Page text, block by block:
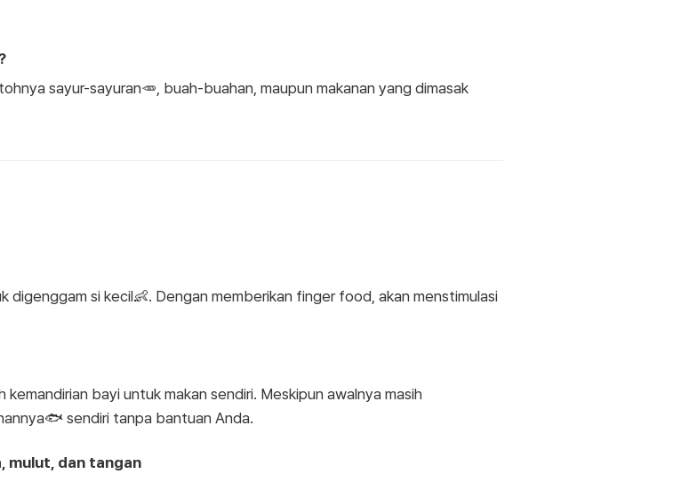
sayur-sayuran🥕, buah-buahan, maupun makanan yang dimasak
si kecil👶. Dengan memberikan finger food, akan menstimulasi
bayi untuk makan sendiri. Meskipun awalnya masih
sendiri tanpa bantuan Anda.
mulut, dan tangan